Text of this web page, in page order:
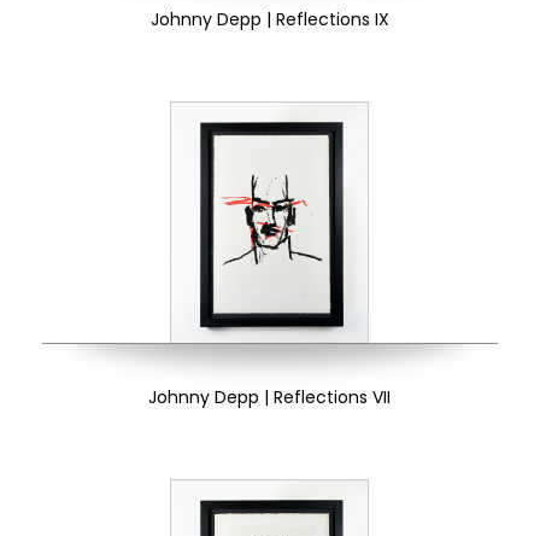
Johnny Depp | Reflections IX
Johnny Depp | Reflections VII